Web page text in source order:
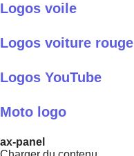
Logos voile
Logos voiture rouge
Logos YouTube
Moto logo
ax-panel